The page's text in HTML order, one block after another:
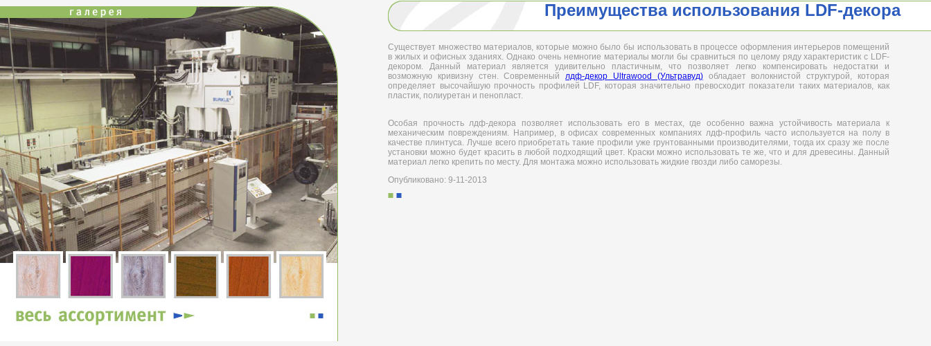
Преимущества использования LDF-декора
Существует множество материалов, которые можно было бы использовать в процессе оформления интерьеров помещений
в жилых и офисных зданиях. Однако очень немногие материалы могли бы сравниться по целому ряду характеристик с LDF-
декором. Данный материал является удивительно пластичным, что позволяет легко компенсировать недостатки и
возможную кривизну стен. Современныйлдф-декор Ultrawood (Ультравуд)обладает волокнистой структурой, которая
определяет высочайшую прочность профилей LDF, которая значительно превосходит показатели таких материалов, как
пластик, полиуретан и пенопласт.
Особая прочность лдф-декора позволяет использовать его в местах, где особенно важна устойчивость материала к
механическим повреждениям. Например, в офисах современных компаниях лдф-профиль часто используется на полу в
качестве плинтуса. Лучше всего приобретать такие профили уже грунтованными производителями, тогда их сразу же после
установки можно будет красить в любой подходящий цвет. Краски можно использовать те же, что и для древесины. Данный
материал легко крепить по месту. Для монтажа можно использовать жидкие гвозди либо саморезы.
Опубликовано: 9-11-2013